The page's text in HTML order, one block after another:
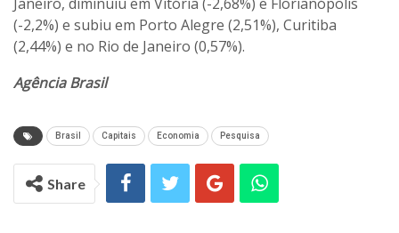
(-2,2%) e subiu em Porto Alegre (2,51%), Curitiba
(2,44%) e no Rio de Janeiro (0,57%).
Agência Brasil
Brasil Capitais Economia Pesquisa
Share